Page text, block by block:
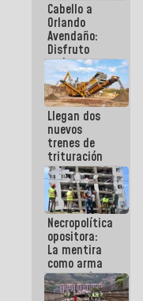
Cabello a
Orlando
Avendaño:
Disfruto
cada vez
que escribes
porque lo
que haces
es
embarrarla
Llegan dos
nuevos
trenes de
trituración
para
optimizar
manejo de
escombros
en La Guaira
Necropolítica
opositora:
La mentira
como arma
contra el
Pueblo